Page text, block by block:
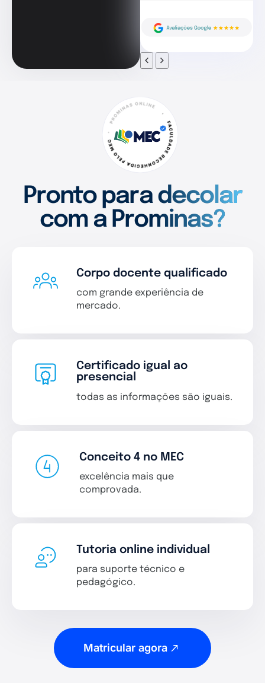
Pronto para decolar
com a Prominas?
Corpo docente qualificado
com grande experiência de
mercado.
Certificado igual ao
presencial
todas as informações são iguais.
Conceito 4 no MEC
excelência mais que
comprovada.
Tutoria online individual
para suporte técnico e
pedagógico.
Matricular agora